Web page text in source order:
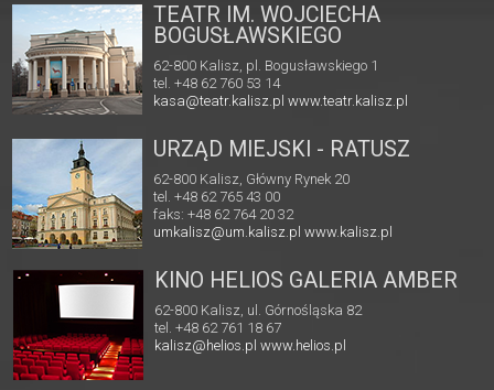
TEATR IM. WOJCIECHA
BOGUSŁAWSKIEGO
62-800 Kalisz, pl. Bogusławskiego 1
tel. +48 62 760 53 14
kasa@teatr.kalisz.pl www.teatr.kalisz.pl
URZĄD MIEJSKI - RATUSZ
62-800 Kalisz, Główny Rynek 20
tel. +48 62 765 43 00
faks: +48 62 764 20 32
umkalisz@um.kalisz.plwww.kalisz.pl
KINO HELIOS GALERIA AMBER
62-800 Kalisz, ul. Górnośląska 82
tel. +48 62 761 18 67
kalisz@helios.pl www.helios.pl